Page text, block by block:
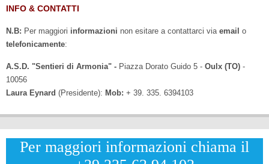
INFO & CONTATTI
N.B: Per maggiori informazioni non esitare a contattarci via email o
telefonicamente:
A.S.D. "Sentieri di Armonia" - Piazza Dorato Guido 5 - Oulx (TO) -
10056
Laura Eynard (Presidente): Mob: + 39. 335. 6394103
Per maggiori informazioni chiama il